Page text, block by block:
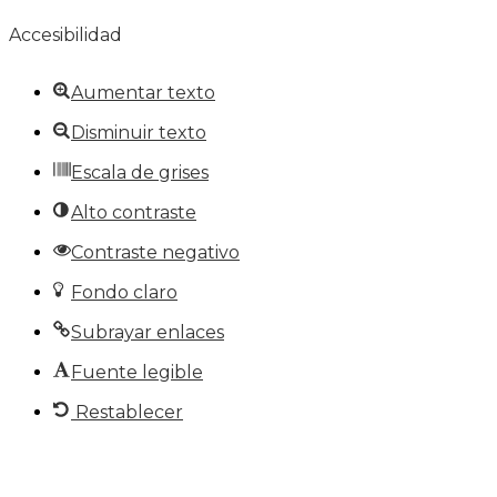
Accesibilidad
Aumentar texto
Disminuir texto
Escala de grises
Alto contraste
Contraste negativo
Fondo claro
Subrayar enlaces
Fuente legible
Restablecer